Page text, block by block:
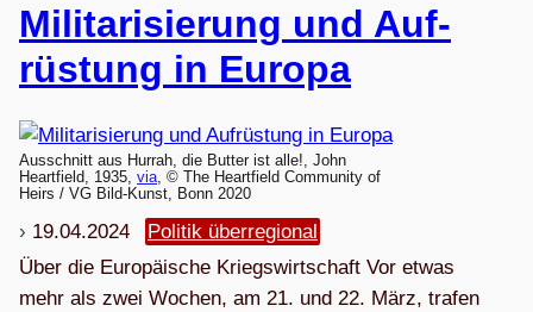
Mili­ta­ri­sie­rung und Auf­
rüs­tung in Europa
Ausschnitt aus Hurrah, die Butter ist alle!, John
Heartfield, 1935, via, © The Heartfield Community of
Heirs / VG Bild-Kunst, Bonn 2020
19.04.2024
Politik überregional
Über die Euro­päi­sche Kriegswirtschaft Vor etwas
mehr als zwei Wochen, am 21. und 22. März, tra­fen